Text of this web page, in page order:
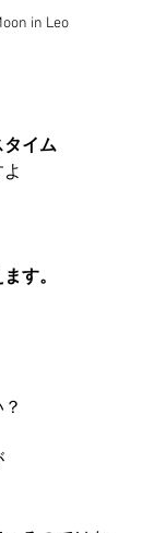
in Leo
タイム
す。